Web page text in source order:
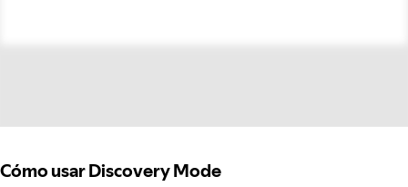
Cómo usar Discovery Mode